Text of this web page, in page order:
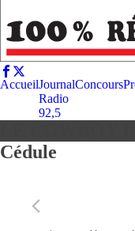
AccueilJournal
Radio
92,5
Concours
Cédule